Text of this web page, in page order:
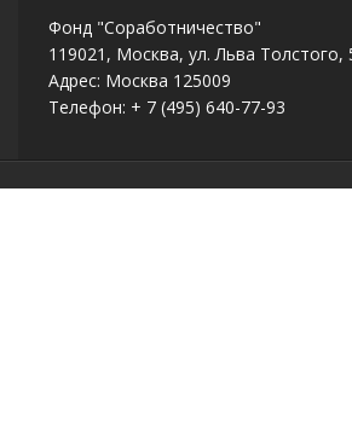
Фонд "Соработничество"
119021, Москва, ул. Льва Толстого,
Адрес: Москва 125009
Телефон: + 7 (495) 640-77-93